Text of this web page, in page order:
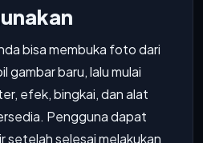
bisa membuka foto dari
gambar baru, lalu mulai
efek, bingkai, dan alat
Pengguna dapat
setelah selesai melakukan